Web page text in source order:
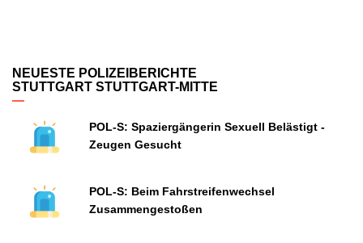
NEUESTE POLIZEIBERICHTE
STUTTGART STUTTGART-MITTE
POL-S: Spaziergängerin Sexuell Belästigt -
Zeugen Gesucht
POL-S: Beim Fahrstreifenwechsel
Zusammengestoßen